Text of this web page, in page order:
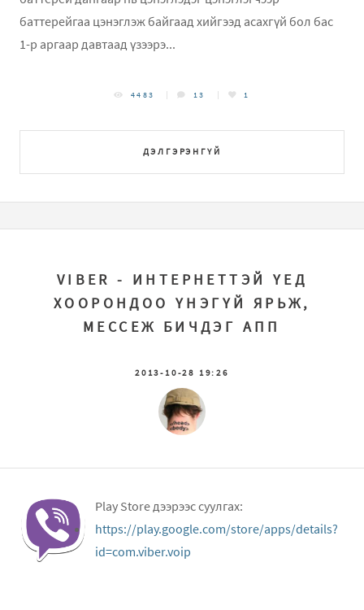
баттерейгаа цэнэглэж байгаад хийгээд асахгүй бол бас
1-р аргаар давтаад үзээрэ...
ДЭЛГЭРЭНГҮЙ
4483 13 1
VIBER - ИНТЕРНЕТТЭЙ ҮЕД
ХООРОНДОО ҮНЭГҮЙ ЯРЬЖ,
МЕССЕЖ БИЧДЭГ АПП
2013-10-28 19:26
Play Store дээрээс суулгах:
https://play.google.com/store/apps/details?
id=com.viber.voip